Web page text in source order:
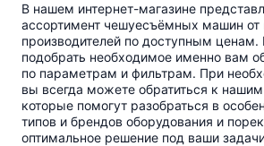
В нашем интернет-магазине
ассортимент чешуесъёмных машин от
производителей по доступным
подобрать необходимое именно вам
по параметрам и фильтрам. При
вы всегда можете обратиться к нашим
которые помогут разобраться в
типов и брендов оборудования и
оптимальное решение под ваши